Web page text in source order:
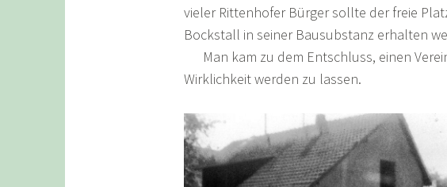
vieler Rittenhofer Bürger sollte der freie
Bockstall in seiner Bausubstanz erhalten
Man kam zu dem Entschluss, einen
Wirklichkeit werden zu lassen.